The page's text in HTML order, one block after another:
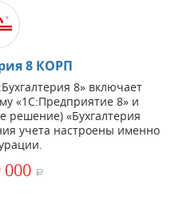
8 КОРП
8» включает
«1С:Предприятие 8» и
решение) «Бухгалтерия
учета настроены именно
000 a